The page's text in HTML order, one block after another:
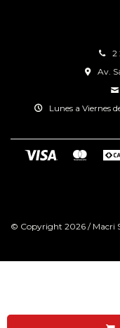
2
Av.
Lunes a Viernes
© Copyright 2026 / Macri